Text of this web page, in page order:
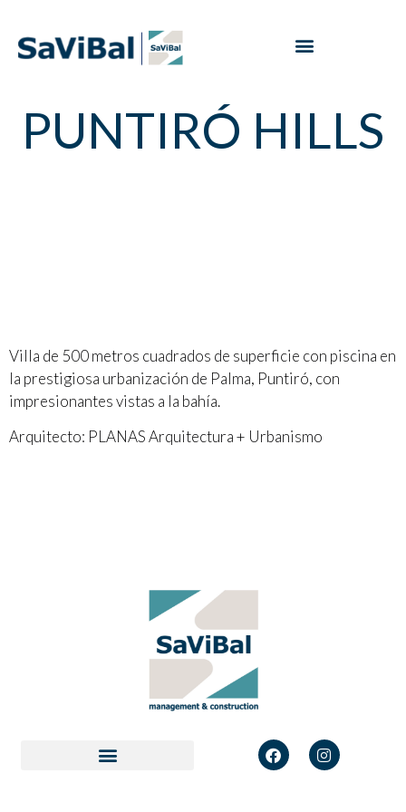
PUNTIRÓ HILLS
Villa de 500 metros cuadrados de superficie con piscina en
la prestigiosa urbanización de Palma, Puntiró, con
impresionantes vistas a la bahía.
Arquitecto: PLANAS Arquitectura + Urbanismo